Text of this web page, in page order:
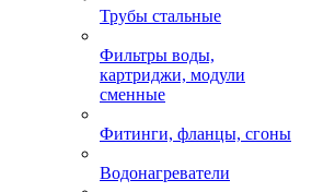
Трубы стальные
Фильтры воды,
картриджи, модули
сменные
Фитинги, фланцы, сгоны
Водонагреватели